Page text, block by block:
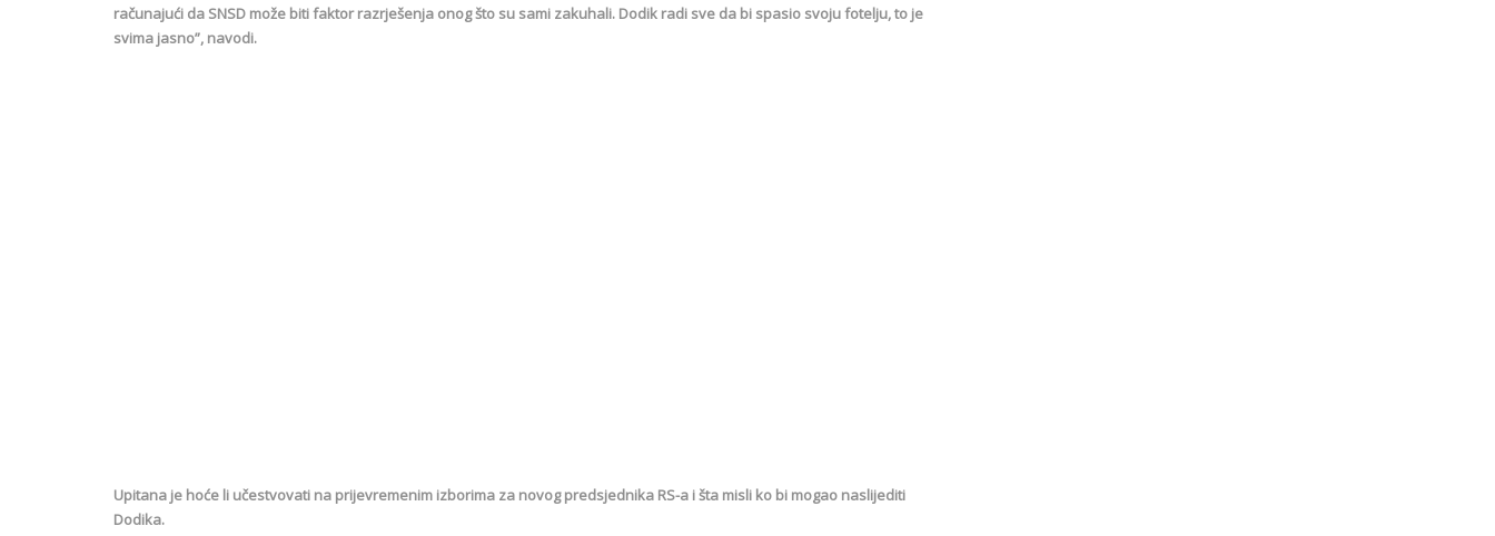
računajući da SNSD može biti faktor razrješenja onog što su sami zakuhali. Dodik radi sve da bi spasio svoju fotelju, to je
svima jasno”, navodi.
Upitana je hoće li učestvovati na prijevremenim izborima za novog predsjednika RS-a i šta misli ko bi mogao naslijediti
Dodika.